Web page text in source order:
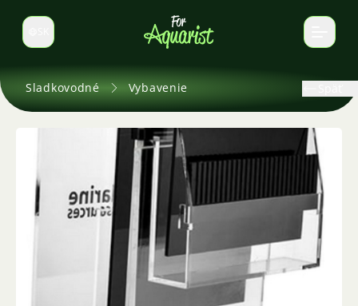
Prepnúť jazyk
Sladkovodné Vybavenie